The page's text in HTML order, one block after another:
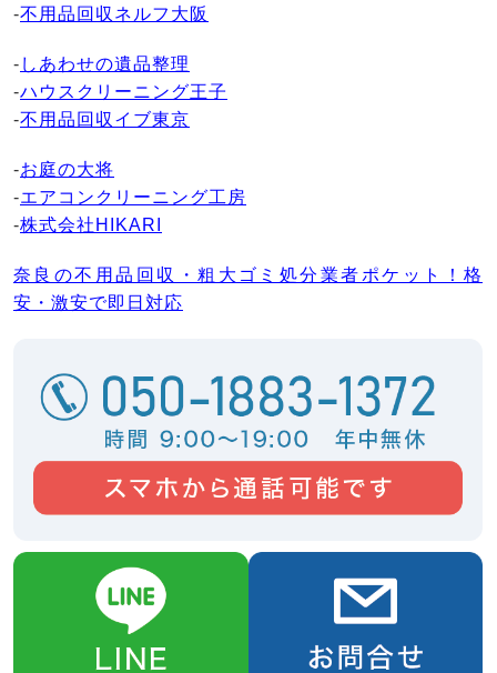
-不用品回収ネルフ大阪
- しあわせの遺品整理
-ハウスクリーニング王子
-不用品回収イブ東京
-お庭の大将
-エアコンクリーニング工房
-株式会社HIKARI
奈良の不用品回収・粗大ゴミ処分業者ポケット！格
安・激安で即日対応